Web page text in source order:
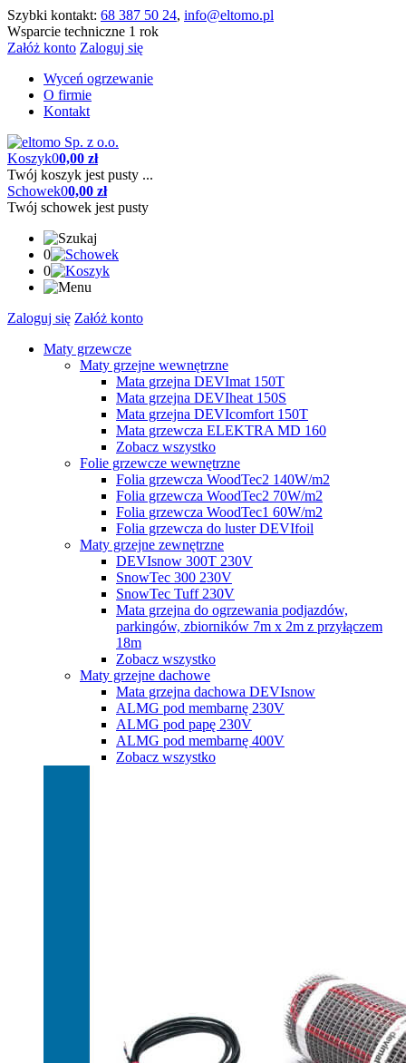
Szybki kontakt: 68 387 50 24, info@eltomo.pl
Wsparcie techniczne 1 rok
Załóż konto Zaloguj się
Wyceń ogrzewanie
O firmie
Kontakt
Koszyk00,00 zł
Twój koszyk jest pusty ...
Schowek00,00 zł
Twój schowek jest pusty
0
0
Zaloguj się Załóż konto
Maty grzewcze
Maty grzejne wewnętrzne
Mata grzejna DEVImat 150T
Mata grzejna DEVIheat 150S
Mata grzejna DEVIcomfort 150T
Mata grzewcza ELEKTRA MD 160
Zobacz wszystko
Folie grzewcze wewnętrzne
Folia grzewcza WoodTec2 140W/m2
Folia grzewcza WoodTec2 70W/m2
Folia grzewcza WoodTec1 60W/m2
Folia grzewcza do luster DEVIfoil
Maty grzejne zewnętrzne
DEVIsnow 300T 230V
SnowTec 300 230V
SnowTec Tuff 230V
Mata grzejna do ogrzewania podjazdów,
parkingów, zbiorników 7m x 2m z przyłączem
18m
Zobacz wszystko
Maty grzejne dachowe
Mata grzejna dachowa DEVIsnow
ALMG pod membarnę 230V
ALMG pod papę 230V
ALMG pod membarnę 400V
Zobacz wszystko